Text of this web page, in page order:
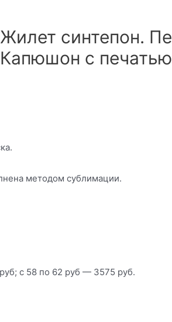
Жилет синтепон.
Капюшон с
методом сублимации.
с 58 по 62 руб — 3575 руб.